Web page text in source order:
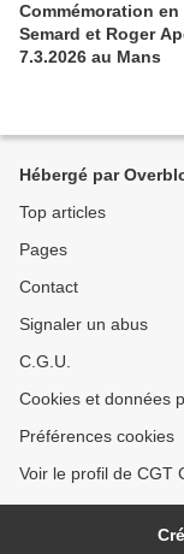
Commémoration en
Semard et Roger
7.3.2026 au Mans
Hébergé par
Top articles
Pages
Contact
Signaler un abus
C.G.U.
Cookies et données
Préférences cookies
Voir le profil de CGT